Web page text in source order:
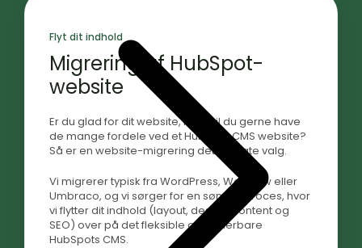
Flyt dit indhold
Migrering af HubSpot-
website
Er du glad for dit website, men vil du gerne have
de mange fordele ved et HubSpot CMS website?
Så er en website-migrering det oplagte valg.
Vi migrerer typisk fra WordPress, WebFlow eller
Umbraco, og vi sørger for en sømløs proces, hvor
vi flytter dit indhold (layout, design, content og
SEO) over på det fleksible og skalerbare
HubSpots CMS.